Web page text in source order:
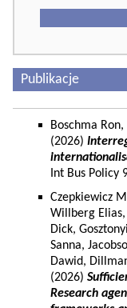
Publikacje
Boschma
(2026)
Int Bus Policy
Czepkiewicz
Willberg
Dick,
Sanna,
Dawid,
(2026)
Research